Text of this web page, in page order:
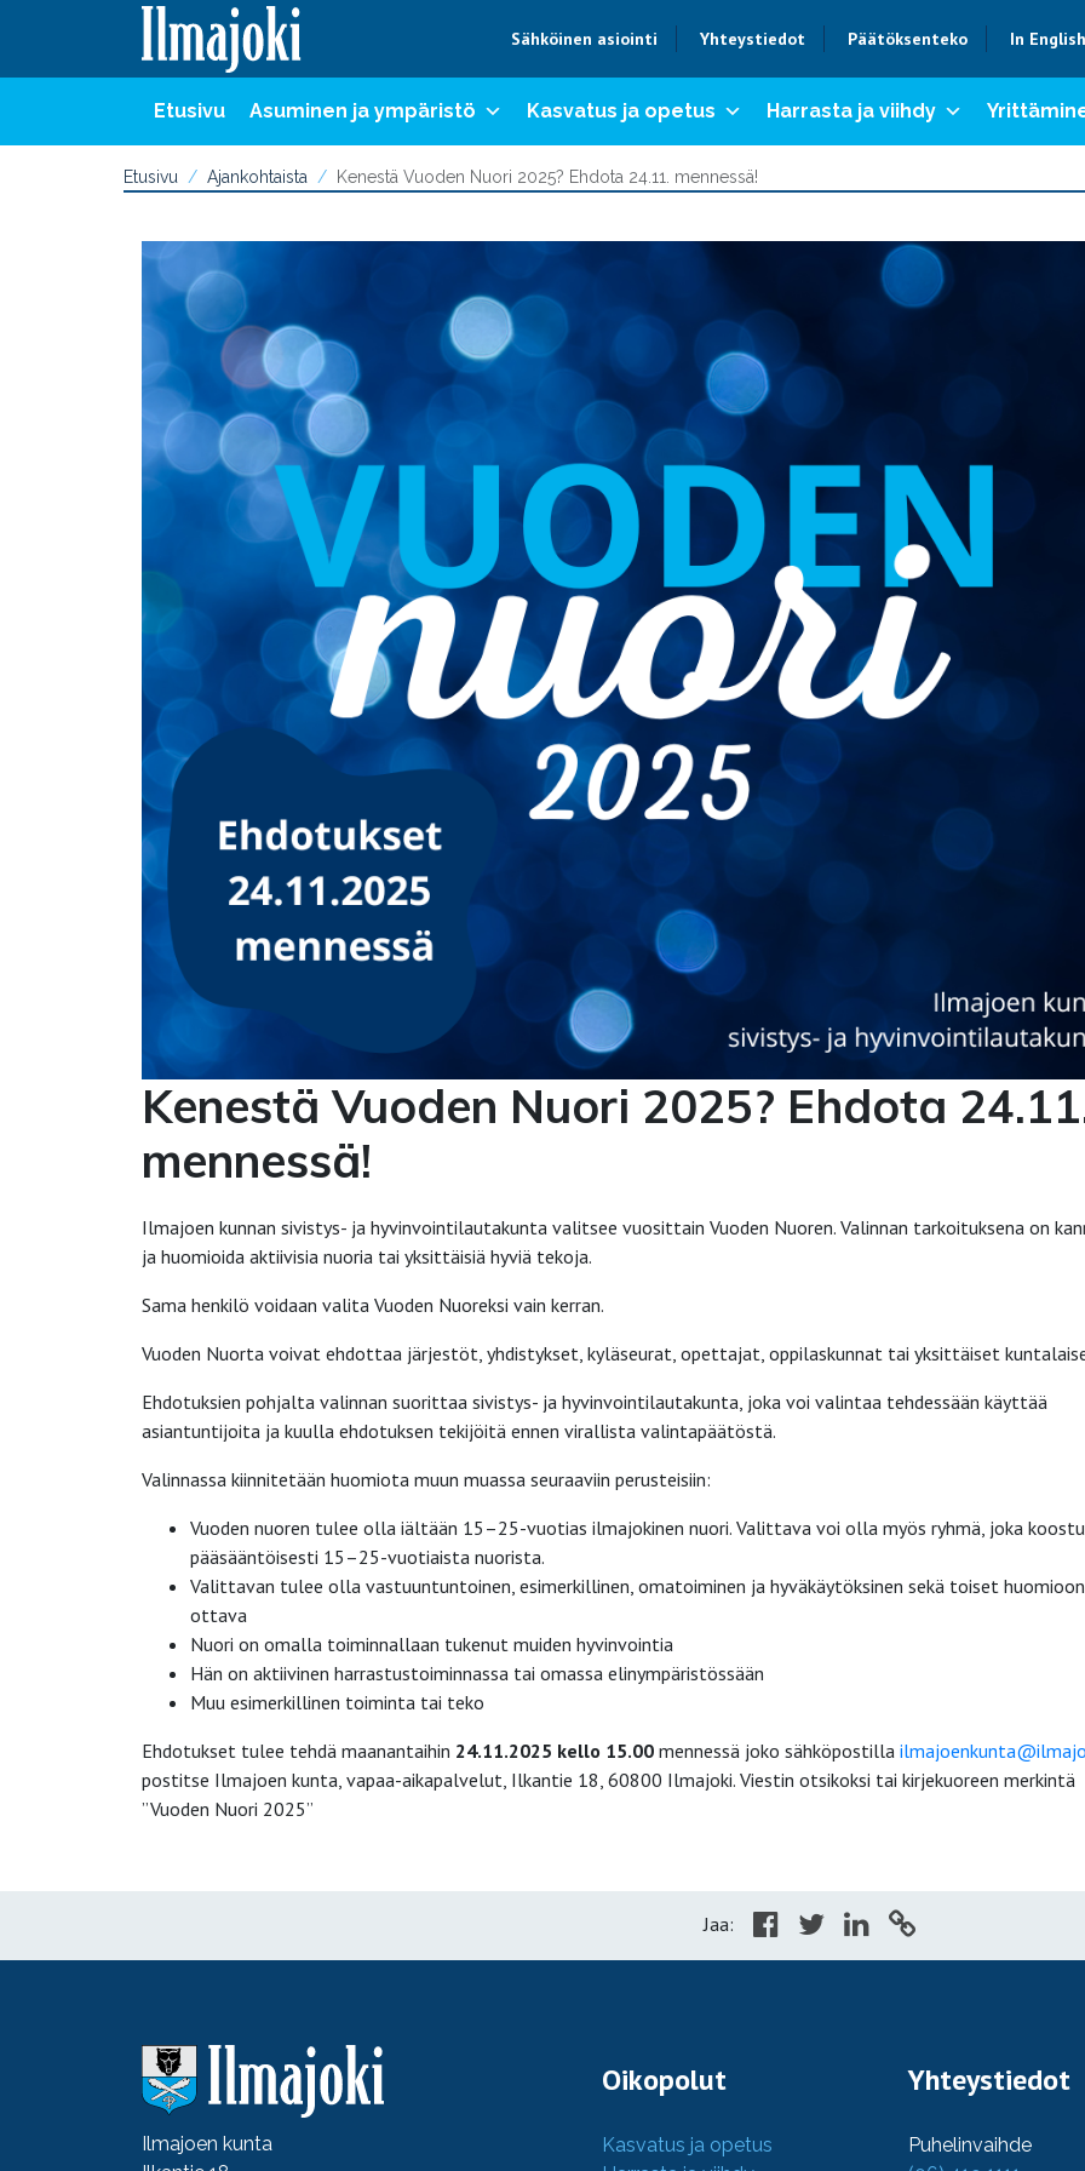
Sähköinen asiointi Yhteystiedot Päätöksenteko In English
Etusivu Asuminen ja ympäristö Kasvatus ja opetus Harrasta ja viihdy
Etusivu Ajankohtaista Kenestä Vuoden Nuori 2025? Ehdota 24.11. mennessä!
Kenestä Vuoden Nuori 2025? Ehdota
mennessä!
Ilmajoen kunnan sivistys- ja hyvinvointilautakunta valitsee vuosittain Vuoden Nuoren. Valinnan tarkoituksena on
ja huomioida aktiivisia nuoria tai yksittäisiä hyviä tekoja.
Sama henkilö voidaan valita Vuoden Nuoreksi vain kerran.
Vuoden Nuorta voivat ehdottaa järjestöt, yhdistykset, kyläseurat, opettajat, oppilaskunnat tai yksittäiset
Ehdotuksien pohjalta valinnan suorittaa sivistys- ja hyvinvointilautakunta, joka voi valintaa tehdessään käyttää
asiantuntijoita ja kuulla ehdotuksen tekijöitä ennen virallista valintapäätöstä.
Valinnassa kiinnitetään huomiota muun muassa seuraaviin perusteisiin:
Vuoden nuoren tulee olla iältään 15–25-vuotias ilmajokinen nuori. Valittava voi olla myös ryhmä, joka
pääsääntöisesti 15–25-vuotiaista nuorista.
Valittavan tulee olla vastuuntuntoinen, esimerkillinen, omatoiminen ja hyväkäytöksinen sekä toiset huomioon
ottava
Nuori on omalla toiminnallaan tukenut muiden hyvinvointia
Hän on aktiivinen harrastustoiminnassa tai omassa elinympäristössään
Muu esimerkillinen toiminta tai teko
Ehdotukset tulee tehdä maanantaihin 24.11.2025 kello 15.00 mennessä joko sähköpostilla
postitse Ilmajoen kunta, vapaa-aikapalvelut, Ilkantie 18, 60800 Ilmajoki. Viestin otsikoksi tai kirjekuoreen merkintä
”Vuoden Nuori 2025”
Jaa:
Ilmajoen kunta
Oikopolut
Kasvatus ja opetus
Yhteystiedot
Puhelinvaihde